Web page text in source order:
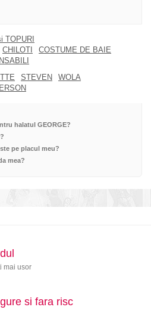
TOPURI
CHILOTI
COSTUME DE BAIE
STEVEN
WOLA
halatul GEORGE?
pe placul meu?
mea?
mai usor
si fara risc